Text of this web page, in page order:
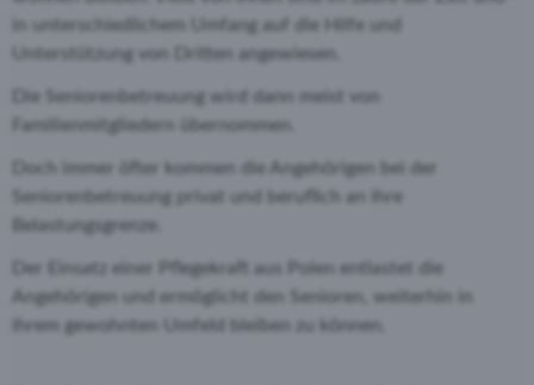
in unterschiedlichem Umfang auf die Hilfe und
Unterstützung von Dritten angewiesen.
Die Seniorenbetreuung wird dann meist von
Familienmitgliedern übernommen.
Doch immer öfter kommen die Angehörigen bei der
Seniorenbetreuung privat und beruflich an ihre
Belastungsgrenze.
Der Einsatz einer Pflegekraft aus Polen entlastet die
Angehörigen und ermöglicht den Senioren, weiterhin in
ihrem gewohnten Umfeld bleiben zu können.